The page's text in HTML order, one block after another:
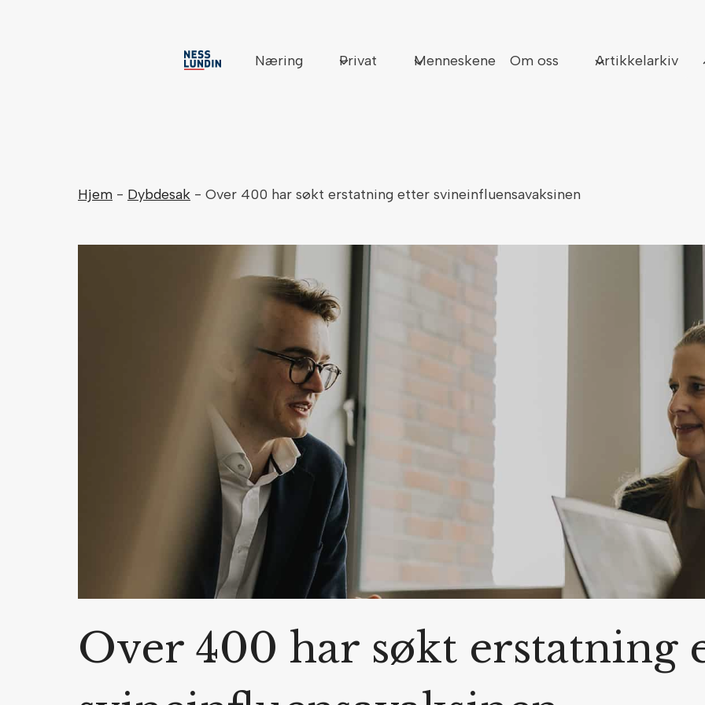
Næring Privat Menneskene Om oss Artikkelarkiv
Hjem - Dybdesak - Over 400 har søkt erstatning etter svineinfluensavaksinen
Over 400 har søkt erstatning